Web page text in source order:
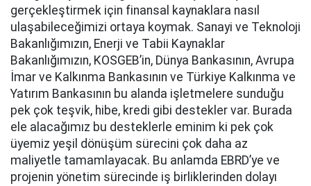
gerçekleştirmek için finansal kaynaklara nasıl
ulaşabileceğimizi ortaya koymak. Sanayi ve Teknoloji
Bakanlığımızın, Enerji ve Tabii Kaynaklar
Bakanlığımızın, KOSGEB’in, Dünya Bankasının, Avrupa
İmar ve Kalkınma Bankasının ve Türkiye Kalkınma ve
Yatırım Bankasının bu alanda işletmelere sunduğu
pek çok teşvik, hibe, kredi gibi destekler var. Burada
ele alacağımız bu desteklerle eminim ki pek çok
üyemiz yeşil dönüşüm sürecini çok daha az
maliyetle tamamlayacak. Bu anlamda EBRD’ye ve
projenin yönetim sürecinde iş birliklerinden dolayı